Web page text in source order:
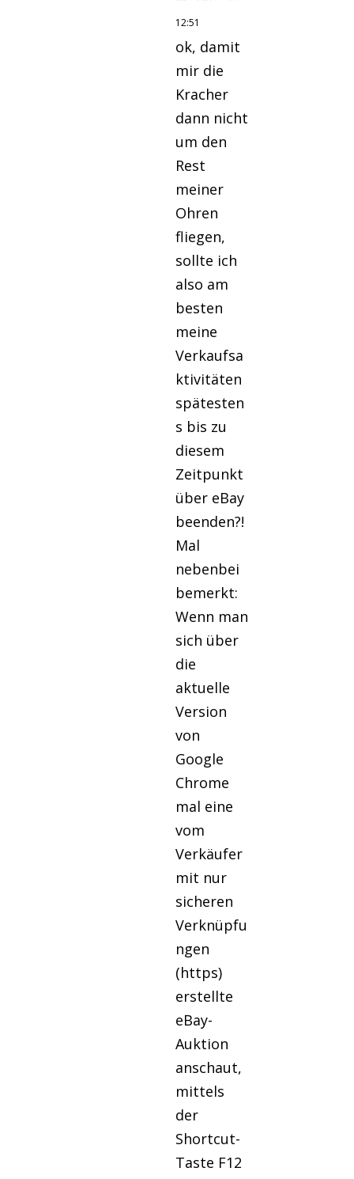
12:51
ok, damit
mir die
Kracher
dann nicht
um den
Rest
meiner
Ohren
fliegen,
sollte ich
also am
besten
meine
Verkaufsa
ktivitäten
spätesten
s bis zu
diesem
Zeitpunkt
über eBay
beenden?!
Mal
nebenbei
bemerkt:
Wenn man
sich über
die
aktuelle
Version
von
Google
Chrome
mal eine
vom
Verkäufer
mit nur
sicheren
Verknüpfu
ngen
(https)
erstellte
eBay-
Auktion
anschaut,
mittels
der
Shortcut-
Taste F12